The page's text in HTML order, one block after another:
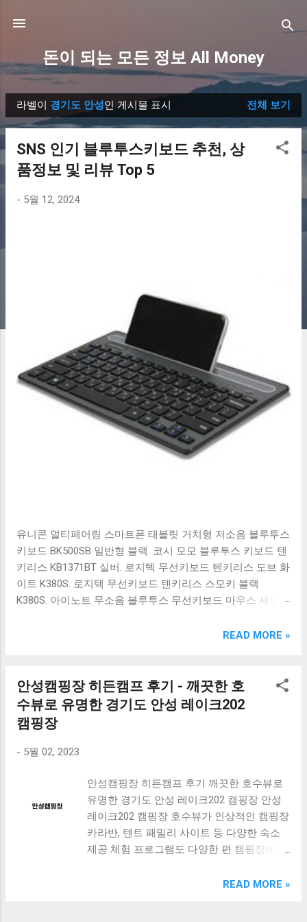
돈이 되는 모든 정보 All Money
글
라벨이 경기도 안성인 게시물 표시 전체 보기
SNS 인기 블루투스키보드 추천, 상
품정보 및 리뷰 Top 5
- 5월 12, 2024
유니콘 멀티페어링 스마트폰 태블릿 거치형 저소음 블루투스
키보드 BK500SB 일반형 블랙. 코시 모모 블루투스 키보드 텐
키리스 KB1371BT 실버. 로지텍 무선키보드 텐키리스 도브 화
이트 K380S. 로지텍 무선키보드 텐키리스 스모키 블랙
K380S. 아이노트 무소음 블루투스 무선키보드 마우스 세트
OABTKBDA 퓨어 화이트. 코시 베이직 블루투스 키보드
랙. 큐센 멤브레인 무선 키보드 블랙 K1000 일반형 블루투스
키보드 구매를 고려하실 때, 추가 할인 혜택을 놓치지 마세요.
다양한 할인 혜택과 빠른배송 혜택을 놓치지 않도록 먼저 확
인해보세요. 추가할인 확인하기 상품 하나를 사더라도 종류
도 많고, 가격도 다양해서 결정이 많이 어려우시죠? 특히 블
없습니다. 다양한 상품들을 상세스펙 과 가격 을 꼼꼼히 비교
해서 구매하실 수 있도록 순위 추천 해드릴게요. 특가상품 보
러가기 추천상품 Best 유니콘 멀티페어링 스마트폰 태블릿
거치형 저소음 블루투스 키보드, BK-500SB, 일반형, 블랙 유
니콘 멀티페어링 스마트폰 태...
READ MORE »
안성캠핑장 히든캠프 후기 - 깨끗한 호
수뷰로 유명한 경기도 안성 레이크202
캠핑장
- 5월 02, 2023
안성캠핑장 히든캠프 후기 깨끗한 호수뷰로
유명한 경기도 안성 레이크202 캠핑장 안성
레이크202 캠핑장 호수뷰가 인상적인 캠핑장
카라반, 텐트 패밀리 사이트 등 다양한 숙소
제공 체험 프로그램도 다양한 편 캠핑장에서
볼링 안성 반딧불캠핑장 자연이 우리에게 제
READ MORE »